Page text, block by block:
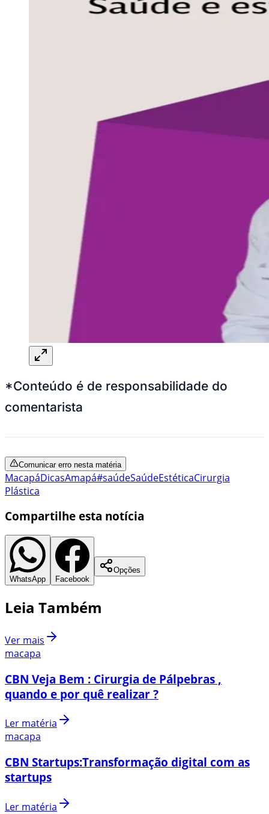
*Conteúdo é de responsabilidade do
comentarista
Comunicar erro nesta matéria
MacapáDicasAmapá#saúdeSaúdeEstéticaCirurgia
Plástica
Compartilhe esta notícia
WhatsApp Facebook
Opções
Leia Também
Ver mais
macapa
CBN Veja Bem : Cirurgia de Pálpebras ,
quando e por quê realizar ?
Ler matéria
macapa
CBN Startups:Transformação digital com as
startups
Ler matéria